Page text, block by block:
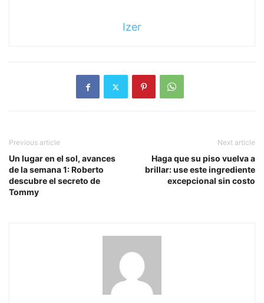
Izer
Previous article
Un lugar en el sol, avances
de la semana 1: Roberto
descubre el secreto de
Tommy
Next article
Haga que su piso vuelva a
brillar: use este ingrediente
excepcional sin costo